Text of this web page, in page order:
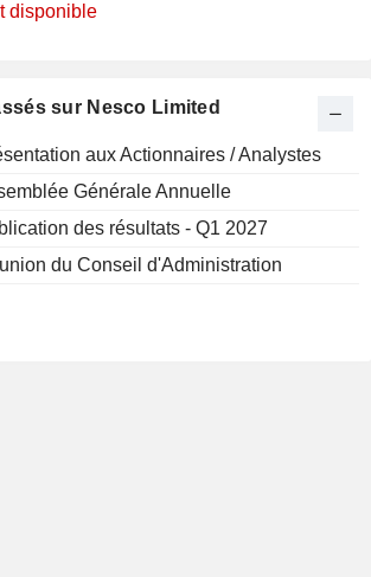
disponible
sur Nesco Limited
aux Actionnaires / Analystes
Générale Annuelle
des résultats - Q1 2027
du Conseil d'Administration